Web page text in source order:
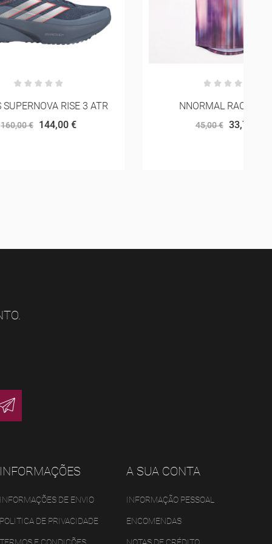
3 ATR NNORMAL RACE TANK
INFORMAÇÕES
INFORMAÇÕES DE ENVIO
POLITICA DE PRIVACIDADE
A SUA CONTA
INFORMAÇÃO PESSOAL
ENCOMENDAS